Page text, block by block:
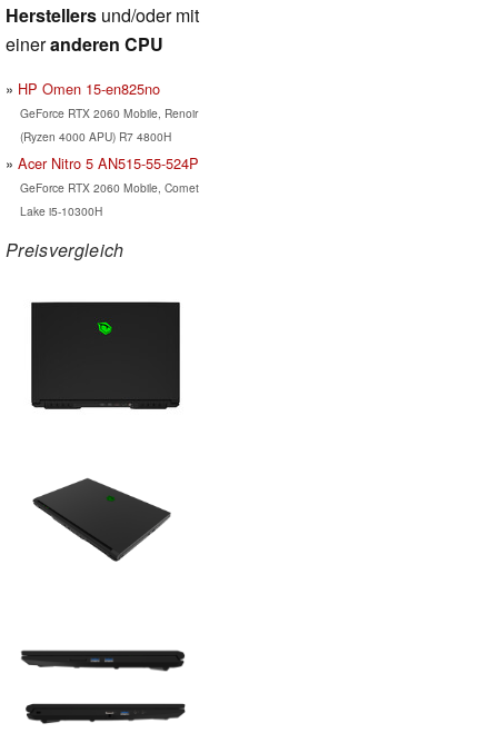
Herstellers und/oder mit
eineranderen CPU
HP Omen 15-en825no
GeForce RTX 2060 Mobile, Renoir
(Ryzen 4000 APU) R7 4800H
Acer Nitro 5 AN515-55-524P
GeForce RTX 2060 Mobile, Comet
Lake i5-10300H
Preisvergleich